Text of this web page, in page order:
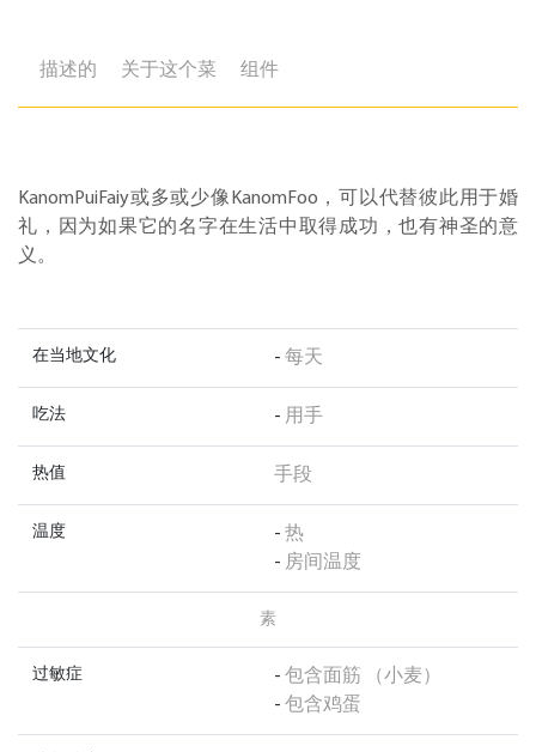
描述的 关于这个菜 组件
KanomPuiFaiy或多或少像KanomFoo，可以代替彼此用于婚
礼，因为如果它的名字在生活中取得成功，也有神圣的意
义。
在当地文化 - 每天
吃法 - 用手
热值 手段
温度 - 热
- 房间温度
素
过敏症 - 包含面筋 （小麦）
- 包含鸡蛋